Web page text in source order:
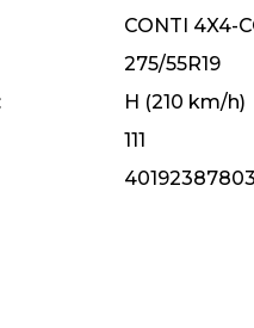
CONTI 4X4-
275/55R19
H (210 km/h)
111